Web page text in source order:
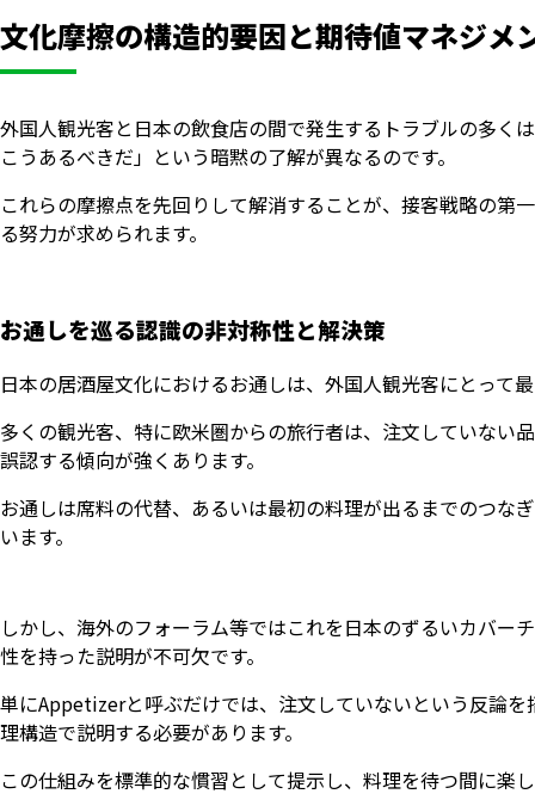
文化摩擦の構造的要因と期待値マネジメ
外国人観光客と日本の飲食店の間で発生するトラブルの多く
こうあるべきだ」という暗黙の了解が異なるのです。
これらの摩擦点を先回りして解消することが、接客戦略の第
る努力が求められます。
お通しを巡る認識の非対称性と解決策
日本の居酒屋文化におけるお通しは、外国人観光客にとって
多くの観光客、特に欧米圏からの旅行者は、注文していない
誤認する傾向が強くあります。
お通しは席料の代替、あるいは最初の料理が出るまでのつな
います。
しかし、海外のフォーラム等ではこれを日本のずるいカバー
性を持った説明が不可欠です。
単にAppetizerと呼ぶだけでは、注文していないという反論
理構造で説明する必要があります。
この仕組みを標準的な慣習として提示し、料理を待つ間に楽